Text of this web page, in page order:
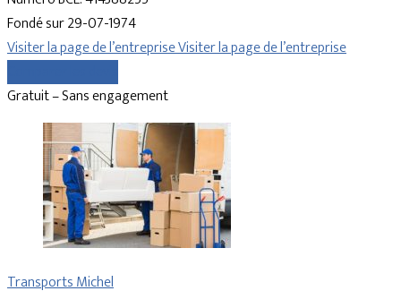
Fondé sur 29-07-1974
Visiter la page de l’entrepriseVisiter la page de l’entreprise
Gratuit – Sans engagement
Transports Michel